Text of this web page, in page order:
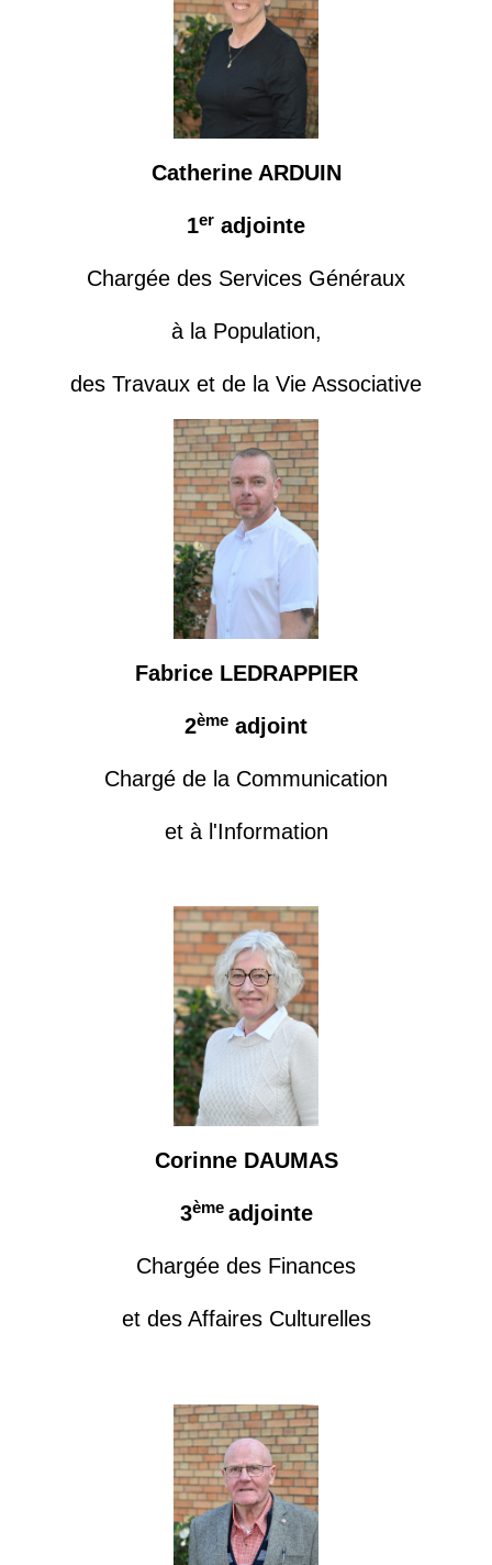
Catherine ARDUIN
1er adjointe
Chargée des Services Généraux
à la Population,
des Travaux et de la Vie Associative
Fabrice LEDRAPPIER
2ème adjoint
Chargé de la Communication
et à l'Information
Corinne DAUMAS
3ème adjointe
Chargée des Finances
et des Affaires Culturelles